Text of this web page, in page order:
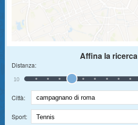
Affina la ricerca
Distanza:
10
Città:
Sport: